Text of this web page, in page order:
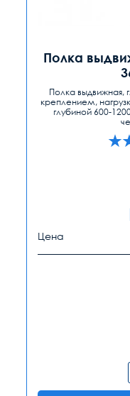
Полка
Полка
креплением,
глубиной 600-
Цена